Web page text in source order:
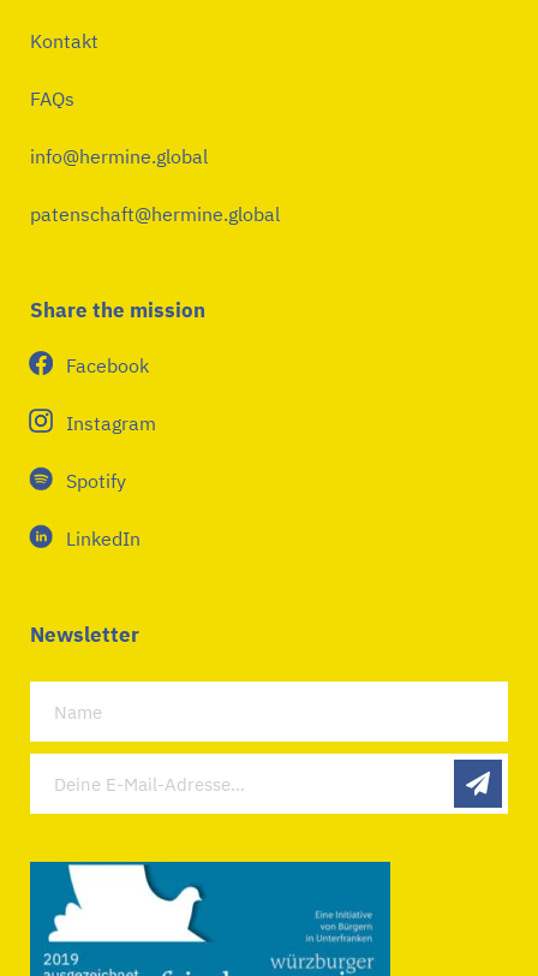
Kontakt
FAQs
info@hermine.global
patenschaft@hermine.global
Share the mission
Facebook
Instagram
Spotify
LinkedIn
Newsletter